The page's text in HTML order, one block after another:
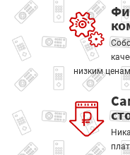
низким